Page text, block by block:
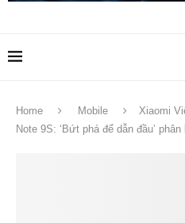
Home Mobile
Xiaomi
Note 9S: ‘Bứt phá để dẫn đầu’